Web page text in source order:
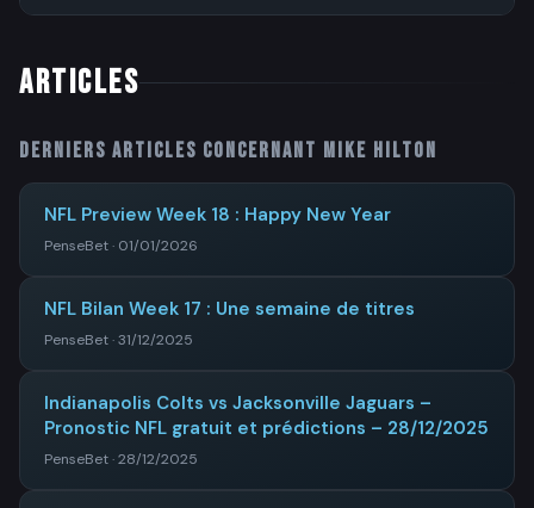
ARTICLES
Derniers articles concernant Mike Hilton
NFL Preview Week 18 : Happy New Year
PenseBet · 01/01/2026
NFL Bilan Week 17 : Une semaine de titres
PenseBet · 31/12/2025
Indianapolis Colts vs Jacksonville Jaguars –
Pronostic NFL gratuit et prédictions – 28/12/2025
PenseBet · 28/12/2025